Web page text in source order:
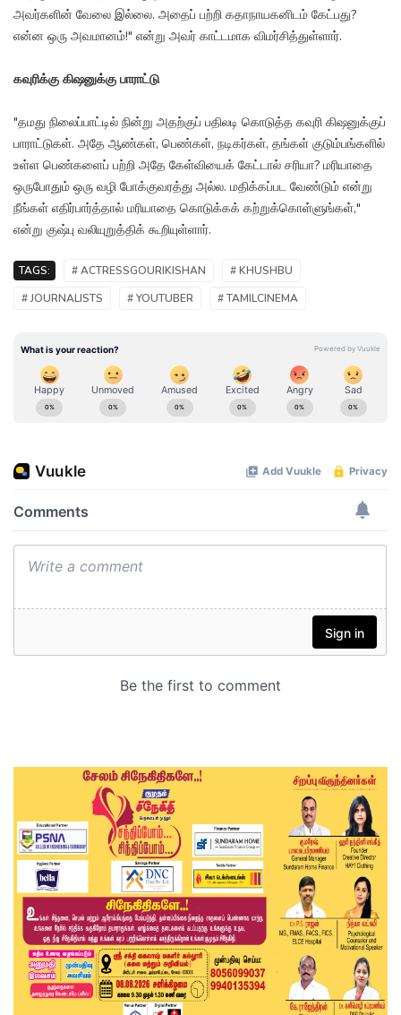
அவர்களின் வேலை இல்லை. அதைப் பற்றி கதாநாயகனிடம் கேட்பது?
என்ன ஒரு அவமானம்!" என்று அவர் காட்டமாக விமர்சித்துள்ளார்.
கவுரிக்கு கிஷனுக்கு பாராட்டு
"தமது நிலைப்பாட்டில் நின்று அதற்குப் பதிலடி கொடுத்த கவுரி கிஷனுக்குப்
பாராட்டுகள். அதே ஆண்கள், பெண்கள், நடிகர்கள், தங்கள் குடும்பங்களில்
உள்ள பெண்களைப் பற்றி அதே கேள்வியைக் கேட்டால் சரியா? மரியாதை
ஒருபோதும் ஒரு வழி போக்குவரத்து அல்ல. மதிக்கப்பட வேண்டும் என்று
நீங்கள் எதிர்பார்த்தால் மரியாதை கொடுக்கக் கற்றுக்கொள்ளுங்கள்,"
என்று குஷ்பு வலியுறுத்திக் கூறியுள்ளார்.
TAGS: # ACTRESSGOURIKISHAN
# KHUSHBU
# JOURNALISTS
# YOUTUBER # TAMILCINEMA